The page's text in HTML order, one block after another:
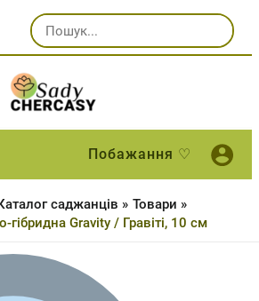
Шукати:
Побажання ♡
Каталог саджанців
Товари
гібридна Gravity / Гравіті, 10 см